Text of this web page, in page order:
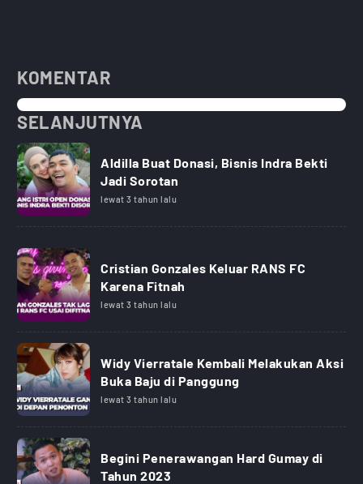
KOMENTAR
SELANJUTNYA
Aldilla Buat Donasi, Bisnis Indra Bekti
Jadi Sorotan
lewat 3 tahun lalu
Cristian Gonzales Keluar RANS FC
Karena Fitnah
lewat 3 tahun lalu
Widy Vierratale Kembali Melakukan Aksi
Buka Baju di Panggung
lewat 3 tahun lalu
Begini Penerawangan Hard Gumay di
Tahun 2023